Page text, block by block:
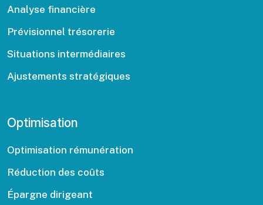
Analyse financière
Prévisionnel trésorerie
Situations intermédiaires
Ajustements stratégiques
Optimisation
Optimisation rémunération
Réduction des coûts
Épargne dirigeant